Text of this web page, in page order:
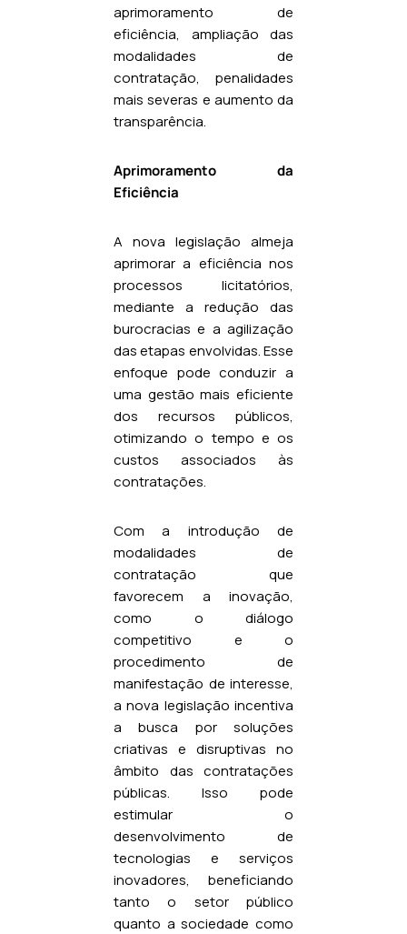
aprimoramento de
eficiência, ampliação das
modalidades de
contratação, penalidades
mais severas e aumento da
transparência.
Aprimoramento da
Eficiência
A nova legislação almeja
aprimorar a eficiência nos
processos licitatórios,
mediante a redução das
burocracias e a agilização
das etapas envolvidas. Esse
enfoque pode conduzir a
uma gestão mais eficiente
dos recursos públicos,
otimizando o tempo e os
custos associados às
contratações.
Com a introdução de
modalidades de
contratação que
favorecem a inovação,
como o diálogo
competitivo e o
procedimento de
manifestação de interesse,
a nova legislação incentiva
a busca por soluções
criativas e disruptivas no
âmbito das contratações
públicas. Isso pode
estimular o
desenvolvimento de
tecnologias e serviços
inovadores, beneficiando
tanto o setor público
quanto a sociedade como